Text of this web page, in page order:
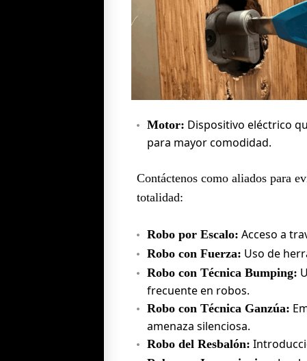
Motor: Dispositivo eléctrico
para mayor comodidad.
Contáctenos como aliados para
totalidad:
Robo por Escalo: Acceso a
Robo con Fuerza: Uso de
Robo con Técnica Bumping:
frecuente en robos.
Robo con Técnica Ganzúa:
amenaza silenciosa.
Robo del Resbalón: